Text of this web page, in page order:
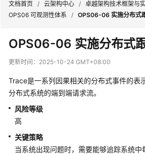
越
架
技
术
架
与
实
践
文档首页 / 云架构中心 / 卓越架构技术框架与
OPS06 可观测性体系
/ OPS06-06 实施分布式
OPS06-06 实施分布式
更新时间： 2025-10-24 GMT+08:00
Trace是一系列因果相关的分布式事件的表
分布式系统的端到端请求流。
风险等级
高
关键策略
当系统出现问题时，需要能够追踪系统中